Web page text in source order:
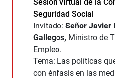
Sesión virtual de la
Seguridad Social
Invitado: Señor Javier
Gallegos, Ministro de
Empleo.
Tema: Las políticas
con énfasis en las